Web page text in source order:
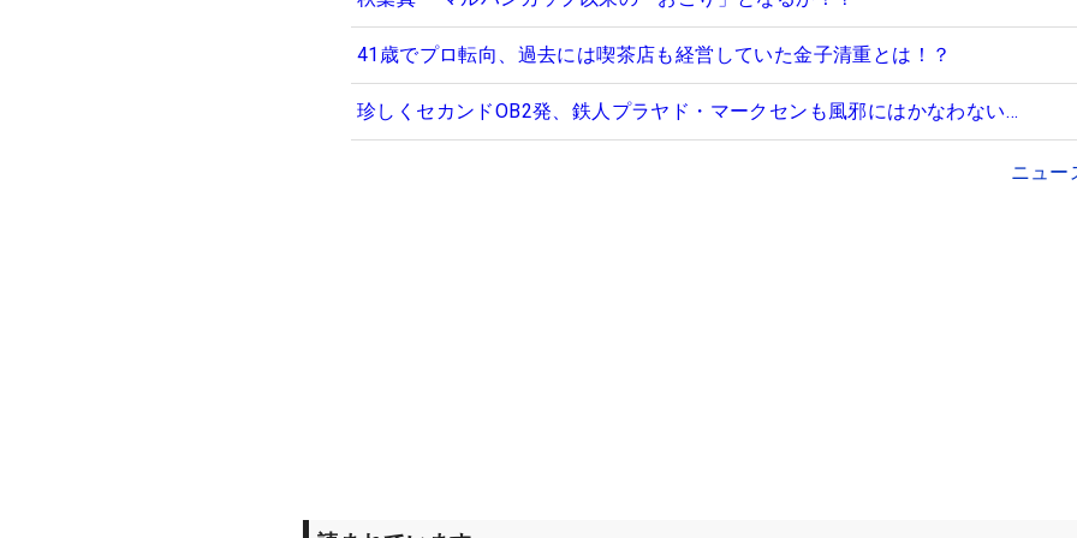
41歳でプロ転向、過去には喫茶店も経営していた金子清重とは！？
珍しくセカンドOB2発、鉄人プラヤド・マークセンも風邪にはかなわない…
ニュー